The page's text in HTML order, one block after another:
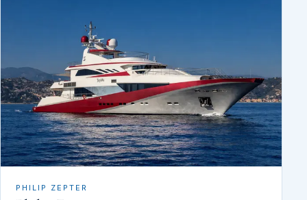
PHILIP ZEPTER